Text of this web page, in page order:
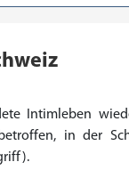
Intimleben
in der